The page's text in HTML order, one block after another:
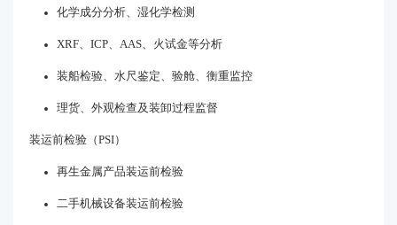
化学成分分析、湿化学检测
XRF、ICP、AAS、火试金等分析
装船检验、水尺鉴定、验舱、衡重监控
理货、外观检查及装卸过程监督
装运前检验（PSI）
再生金属产品装运前检验
二手机械设备装运前检验